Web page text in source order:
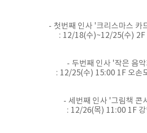
- 첫번째 인사 '크리스마스 카
: 12/18(수)~12/25(수) 2F
- 두번째 인사 '작은 음
: 12/25(수) 15:00 1F 오손
- 세번째 인사 '그림책 콘
: 12/26(목) 11:00 1F